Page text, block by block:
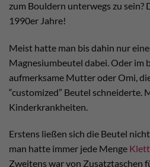
zum Bouldern unterwegs zu sein?
1990er Jahre!
Meist hatte man bis dahin nur
Magnesiumbeutel dabei. Oder im
aufmerksame Mutter oder Omi,
“customized” Beutel schneiderte.
Kinderkrankheiten.
Erstens ließen sich die Beutel
man hatte immer jede Menge
Zweitens war von Zusatztaschen